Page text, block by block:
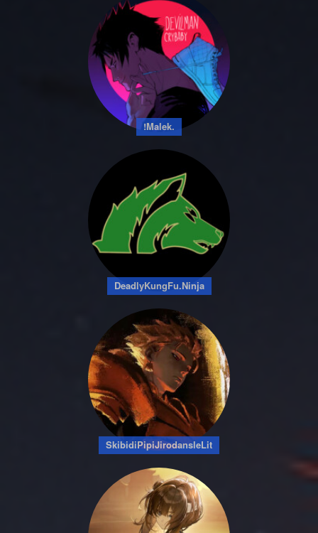
!Malek.
DeadlyKungFu.Ninja
SkibidiPipiJirodansleLit